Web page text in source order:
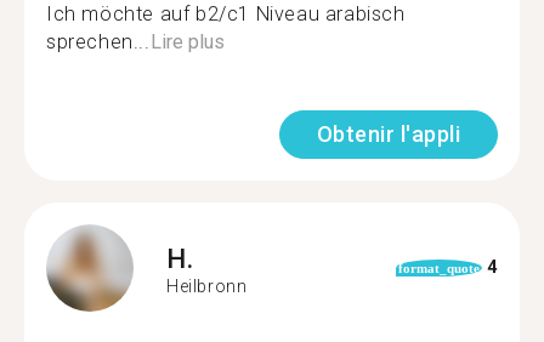
Ich möchte auf b2/c1 Niveau arabisch
sprechen... Lire plus
Obtenir l'appli
H.
Heilbronn
format_quote 4